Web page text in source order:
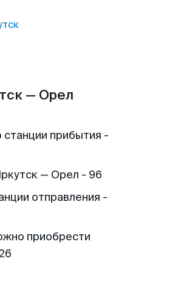
— Орел
станции прибытия -
— Орел - 96
отправления -
приобрести